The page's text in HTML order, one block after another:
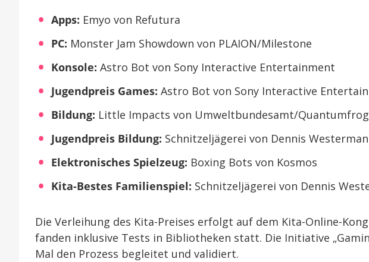
Apps: Emyo von Refutura
PC: Monster Jam Showdown von PLAION/Milestone
Konsole: Astro Bot von Sony Interactive Entertainment
Jugendpreis Games: Astro Bot von Sony Interactive
Bildung: Little Impacts von Umweltbundesamt/Quantumfrog
Jugendpreis Bildung: Schnitzeljägerei von Dennis
Elektronisches Spielzeug: Boxing Bots von Kosmos
Kita-Bestes Familienspiel: Schnitzeljägerei von Dennis
Die Verleihung des Kita-Preises erfolgt auf dem Kita-Online-
fanden inklusive Tests in Bibliotheken statt. Die Initiative
Mal den Prozess begleitet und validiert.